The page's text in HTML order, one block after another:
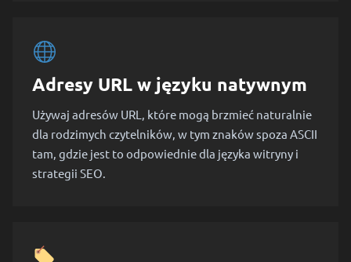
Adresy URL w języku natywnym
Używaj adresów URL, które mogą brzmieć naturalnie
dla rodzimych czytelników, w tym znaków spoza ASCII
tam, gdzie jest to odpowiednie dla języka witryny i
strategii SEO.